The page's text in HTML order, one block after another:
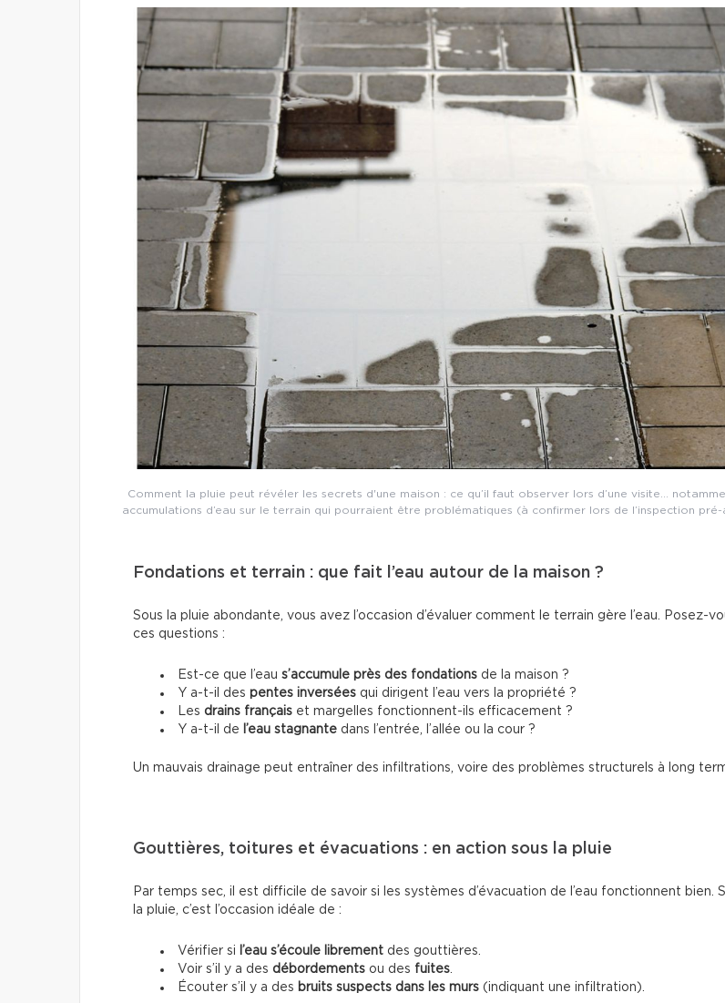
Comment la pluie peut révéler les secrets d'une maison : ce qu’il faut observer lors d’une visite…
accumulations d’eau sur le terrain qui pourraient être problématiques (à confirmer lors de l’inspection pré-
Fondations et terrain : que fait l’eau autour de la maison ?
Sous la pluie abondante, vous avez l’occasion d’évaluer comment le terrain gère l’eau. Posez-
ces questions :
Est-ce que l’eau s’accumule près des fondations de la maison ?
Y a-t-il des pentes inversées qui dirigent l’eau vers la propriété ?
Les drains français et margelles fonctionnent-ils efficacement ?
Y a-t-il de l’eau stagnante dans l’entrée, l’allée ou la cour ?
Un mauvais drainage peut entraîner des infiltrations, voire des problèmes structurels à long
Gouttières, toitures et évacuations : en action sous la pluie
Par temps sec, il est difficile de savoir si les systèmes d’évacuation de l’eau fonctionnent bien.
la pluie, c’est l’occasion idéale de :
Vérifier si l’eau s’écoule librement des gouttières.
Voir s’il y a des débordements ou des fuites.
Écouter s’il y a des bruits suspects dans les murs (indiquant une infiltration).